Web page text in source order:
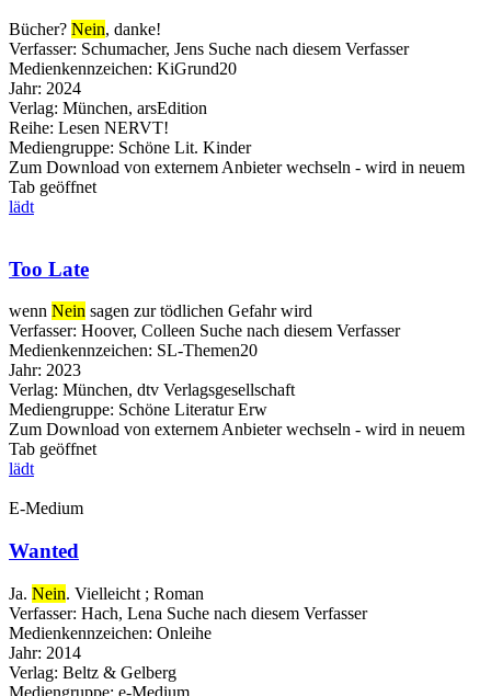
Bücher? Nein, danke!
Verfasser: Schumacher, Jens Suche nach diesem Verfasser
Medienkennzeichen: KiGrund20
Jahr: 2024
Verlag: München, arsEdition
Reihe: Lesen NERVT!
Mediengruppe: Schöne Lit. Kinder
Zum Download von externem Anbieter wechseln - wird in neuem
Tab geöffnet
lädt
Too Late
wenn Nein sagen zur tödlichen Gefahr wird
Verfasser: Hoover, Colleen Suche nach diesem Verfasser
Medienkennzeichen: SL-Themen20
Jahr: 2023
Verlag: München, dtv Verlagsgesellschaft
Mediengruppe: Schöne Literatur Erw
Zum Download von externem Anbieter wechseln - wird in neuem
Tab geöffnet
lädt
E-Medium
Wanted
Ja. Nein. Vielleicht ; Roman
Verfasser: Hach, Lena Suche nach diesem Verfasser
Medienkennzeichen: Onleihe
Jahr: 2014
Verlag: Beltz & Gelberg
Mediengruppe: e-Medium